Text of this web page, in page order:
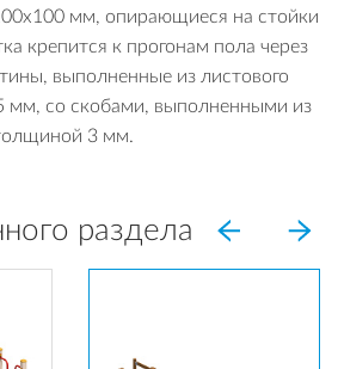
мм, опирающиеся на стойки
крепится к прогонам пола через
выполненные из листового
мм, со скобами, выполненными из
3 мм.
раздела